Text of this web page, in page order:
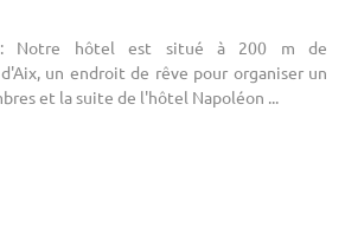
: Notre hôtel est situé à 200 m de
un endroit de rêve pour organiser un
et la suite de l'hôtel Napoléon ...